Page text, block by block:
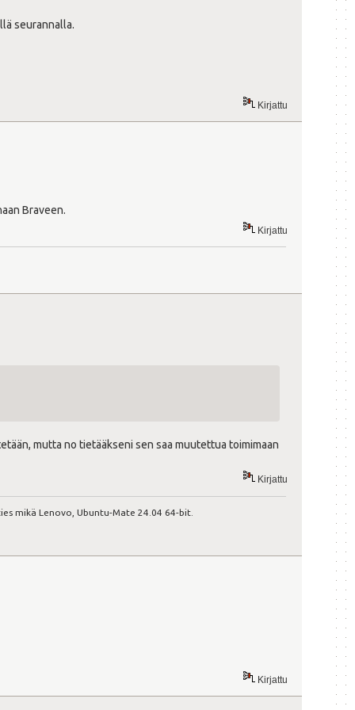
seurannalla.
Kirjattu
Braveen.
Kirjattu
mutta no tietääkseni sen saa muutettua toimimaan
Kirjattu
mikä Lenovo, Ubuntu-Mate 24.04 64-bit.
Kirjattu